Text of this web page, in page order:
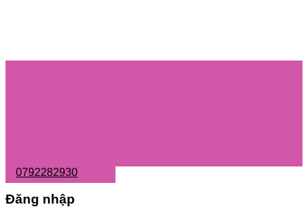
0792282930
Đăng nhập